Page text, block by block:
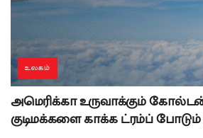
உலகம்
அமெரிக்கா உருவாக்கும்
குடிமக்களை காக்க ட்ரம்ப் போடும்